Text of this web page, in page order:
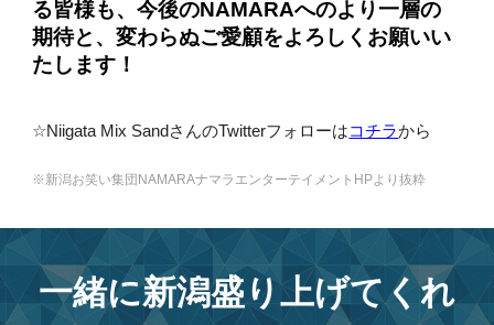
る皆様も、今後のNAMARAへのより一層の
期待と、変わらぬご愛顧をよろしくお願いい
たします！
☆Niigata Mix SandさんのTwitterフォローはコチラから
※新潟お笑い集団NAMARAナマラエンターテイメントHPより抜粋
一緒に新潟盛り上げてくれ